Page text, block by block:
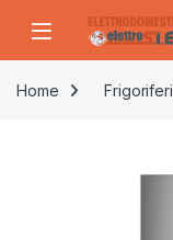
Home Frigoriferi